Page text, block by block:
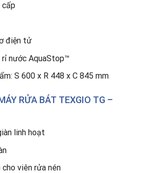
cấp
điện tử
rỉ nước AquaStop™
S 600 x R 448 x C 845 mm
RỬA BÁT TEXGIO TG –
linh hoạt
viên rửa nén